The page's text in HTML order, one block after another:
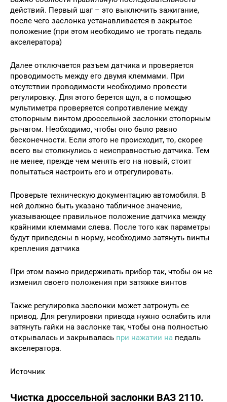
действий. Первый шаг – это выключить зажигание,
после чего заслонка устанавливается в закрытое
положение (при этом необходимо не трогать педаль
акселератора)
Далее отключается разъем датчика и проверяется
проводимость между его двумя клеммами. При
отсутствии проводимости необходимо провести
регулировку. Для этого берется щуп, а с помощью
мультиметра проверяется сопротивление между
стопорным винтом дроссельной заслонки стопорным
рычагом. Необходимо, чтобы оно было равно
бесконечности. Если этого не происходит, то, скорее
всего вы столкнулись с неисправностью датчика. Тем
не менее, прежде чем менять его на новый, стоит
попытаться настроить его и отрегулировать.
Проверьте техническую документацию автомобиля. В
ней должно быть указано табличное значение,
указывающее правильное положение датчика между
крайними клеммами слева. После того как параметры
будут приведены в норму, необходимо затянуть винты
крепления датчика
При этом важно придерживать прибор так, чтобы он не
изменил своего положения при затяжке винтов
Также регулировка заслонки может затронуть ее
привод. Для регулировки привода нужно ослабить или
затянуть гайки на заслонке так, чтобы она полностью
открывалась и закрывалась при нажатии на педаль
акселератора.
Источник
Чистка дроссельной заслонки ВАЗ 2110.